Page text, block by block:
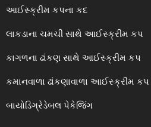
આઈસ્ક્રીમ કપના કદ
લાકડાના ચમચી સાથે આઈસ્ક્રીમ કપ
કાગળના ઢાંકણ સાથે આઈસ્ક્રીમ કપ
કમાનવાળા ઢાંકણાવાળા આઈસ્ક્રીમ કપ
બાયોડિગ્રેડેબલ પેકેજિંગ